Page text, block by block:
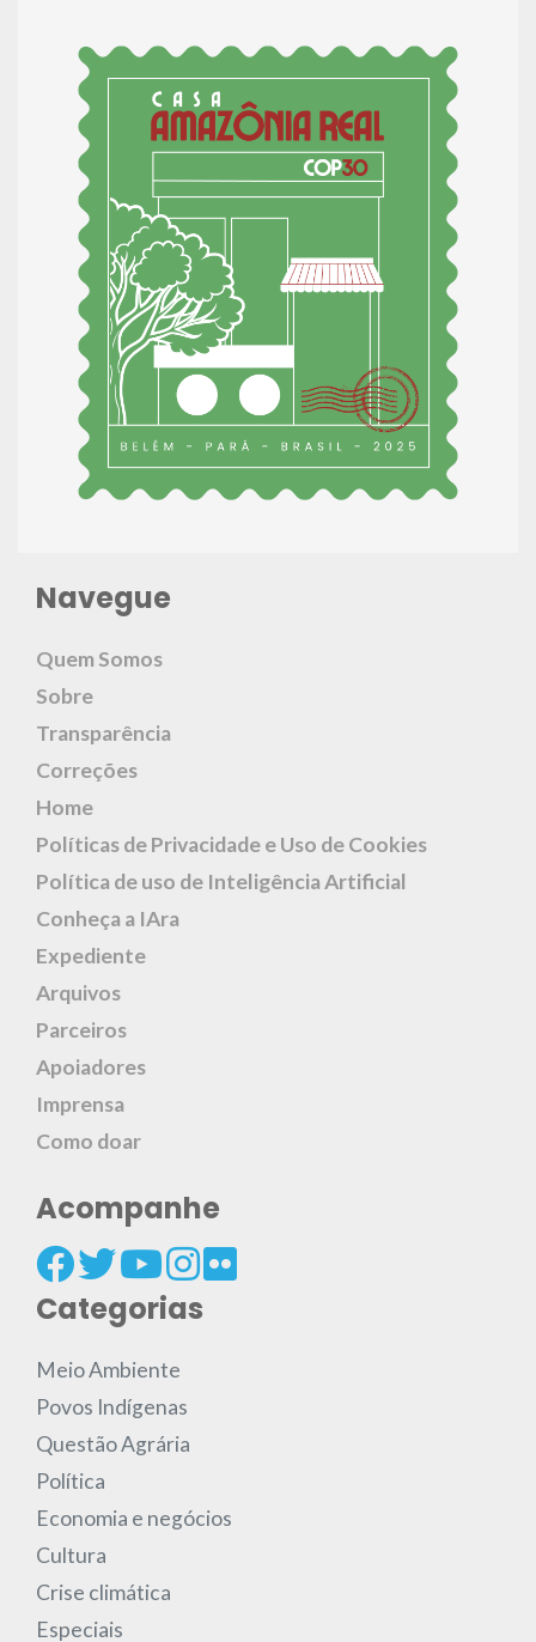
Navegue
Quem Somos
Sobre
Transparência
Correções
Home
Políticas de Privacidade e Uso de Cookies
Política de uso de Inteligência Artificial
Conheça a IAra
Expediente
Arquivos
Parceiros
Apoiadores
Imprensa
Como doar
Acompanhe
Categorias
Meio Ambiente
Povos Indígenas
Questão Agrária
Política
Economia e negócios
Cultura
Crise climática
Especiais